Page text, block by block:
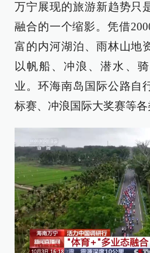
万宁展现的旅游新趋势只
融合的一个缩影。凭借
富的内河湖泊、雨林山地
以帆船、冲浪、潜水、
业。环海南岛国际公路自
标赛、冲浪国际大奖赛等各